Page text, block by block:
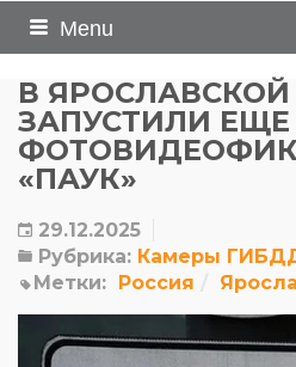
Menu
В
ЗАПУСТИЛИ ЕЩЕ
«ПАУК»
29.12.2025
Рубрика: Камеры
Метки: Россия